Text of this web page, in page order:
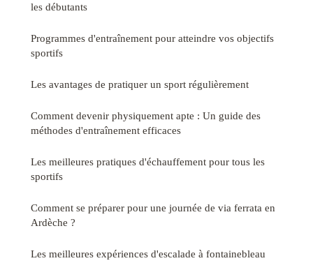
les débutants
Programmes d'entraînement pour atteindre vos objectifs
sportifs
Les avantages de pratiquer un sport régulièrement
Comment devenir physiquement apte : Un guide des
méthodes d'entraînement efficaces
Les meilleures pratiques d'échauffement pour tous les
sportifs
Comment se préparer pour une journée de via ferrata en
Ardèche ?
Les meilleures expériences d'escalade à fontainebleau